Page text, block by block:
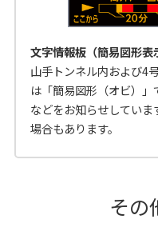
文字情報板（簡易図形表
山手トンネル内および4
は「簡易図形（オビ）
などをお知らせしてい
場合もあります。
その